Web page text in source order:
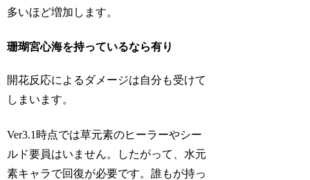
多いほど増加します。
珊瑚宮心海を持っているなら有り
開花反応によるダメージは自分も受けて
しまいます。
Ver3.1時点では草元素のヒーラーやシー
ルド要員はいません。したがって、水元
素キャラで回復が必要です。誰もが持っ